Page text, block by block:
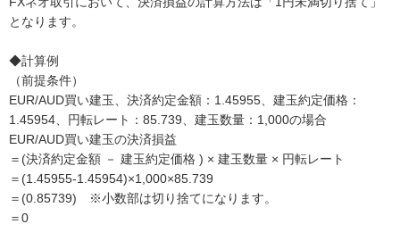
となります。
◆計算例
（前提条件）
EUR/AUD買い建玉、決済約定金額：1.45955、建玉約定価格：
1.45954、円転レート：85.739、建玉数量：1,000の場合
EUR/AUD買い建玉の決済損益
＝(決済約定金額 － 建玉約定価格 ) × 建玉数量 × 円転レート
＝(1.45955-1.45954)×1,000×85.739
＝(0.85739) ※小数部は切り捨てになります。
＝0